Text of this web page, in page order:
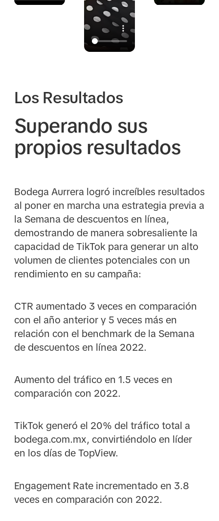
Los Resultados
Superando sus
propios resultados
Bodega Aurrera logró increíbles resultados
al poner en marcha una estrategia previa a
la Semana de descuentos en línea,
demostrando de manera sobresaliente la
capacidad de TikTok para generar un alto
volumen de clientes potenciales con un
rendimiento en su campaña:
CTR aumentado 3 veces en comparación
con el año anterior y 5 veces más en
relación con el benchmark de la Semana
de descuentos en línea 2022.
Aumento del tráfico en 1.5 veces en
comparación con 2022.
TikTok generó el 20% del tráfico total a
bodega.com.mx, convirtiéndolo en líder
en los días de TopView.
Engagement Rate incrementado en 3.8
veces en comparación con 2022.